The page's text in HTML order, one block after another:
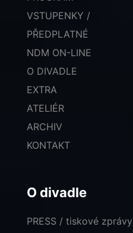
VSTUPENKY /
PŘEDPLATNÉ
NDM ON-LINE
O DIVADLE
EXTRA
ATELIÉR
ARCHIV
KONTAKT
O divadle
PRESS / tiskové zprávy